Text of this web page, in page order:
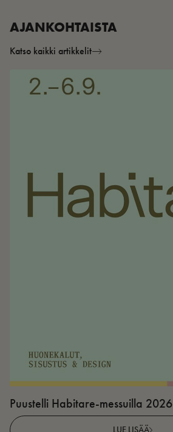
AJANKOHTAISTA
Katso kaikki artikkelit
Puustelli Habitare-messuilla 2026
LUE LISÄÄ